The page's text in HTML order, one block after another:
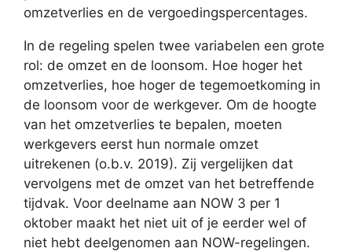
omzetverlies en de vergoedingspercentages.
In de regeling spelen twee variabelen een grote
rol: de omzet en de loonsom. Hoe hoger het
omzetverlies, hoe hoger de tegemoetkoming in
de loonsom voor de werkgever. Om de hoogte
van het omzetverlies te bepalen, moeten
werkgevers eerst hun normale omzet
uitrekenen (o.b.v. 2019). Zij vergelijken dat
vervolgens met de omzet van het betreffende
tijdvak. Voor deelname aan NOW 3 per 1
oktober maakt het niet uit of je eerder wel of
niet hebt deelgenomen aan NOW-regelingen.